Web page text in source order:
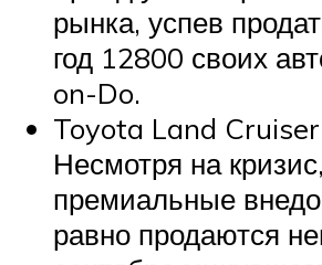
рынка, успев
год 12800 своих
on-Do.
Toyota Land
Несмотря на кризис,
премиальные
равно продаются